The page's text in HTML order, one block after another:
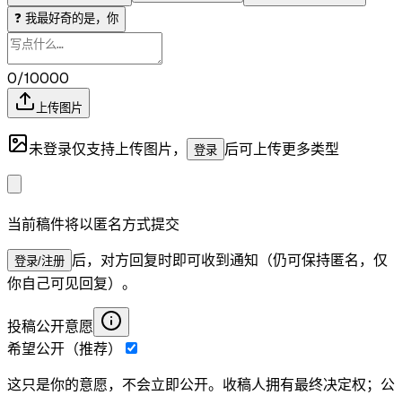
❓ 我最好奇的是，你
0/10000
上传图片
未登录仅支持上传图片， 登录 后可上传更多类型
当前稿件将以匿名方式提交
登录/注册 后，对方回复时即可收到通知（仍可保持匿名，仅
你自己可见回复）。
投稿公开意愿
希望公开（推荐）
这只是你的意愿，不会立即公开。收稿人拥有最终决定权；公